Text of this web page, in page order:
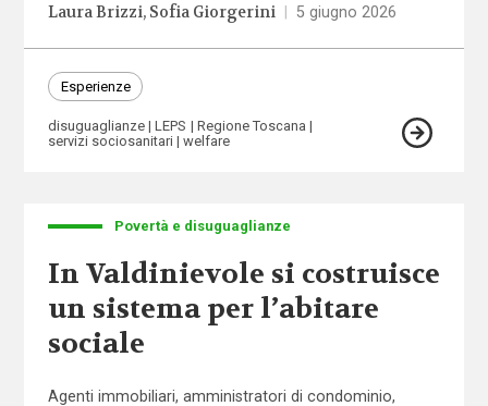
Laura Brizzi Sofia Giorgerini 5 giugno 2026
Esperienze
disuguaglianze LEPS
Regione Toscana
servizi sociosanitari
welfare
Povertà e disuguaglianze
In Valdinievole si costruisce
un sistema per l’abitare
sociale
Agenti immobiliari, amministratori di condominio,